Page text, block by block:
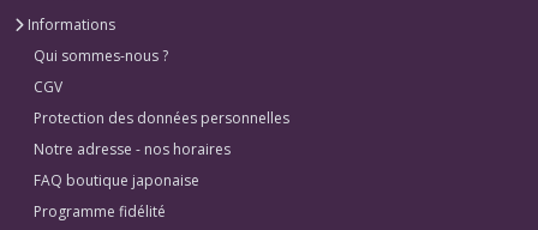
Informations
Qui sommes-nous ?
CGV
Protection des données personnelles
Notre adresse - nos horaires
FAQ boutique japonaise
Programme fidélité